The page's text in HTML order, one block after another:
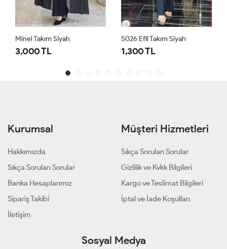
Minel Takım Siyah
3,000 TL
5026 Efil Takım Siyah
1,300 TL
Kurumsal
Hakkımızda
Sıkça Sorulan Sorular
Banka Hesaplarımız
Sipariş Takibi
İletişim
Müşteri Hizmetleri
Sıkça Sorulan Sorular
Gizlilik ve Kvkk Bilgileri
Kargo ve Teslimat Bilgileri
İptal ve İade Koşulları
Sosyal Medya